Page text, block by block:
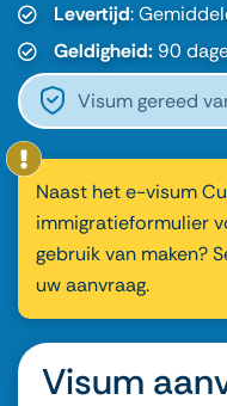
Levertijd:
Geldigheid: 90
Visum gereed
Naast het e-visum
immigratieformulier
gebruik van maken?
uw aanvraag.
Visum